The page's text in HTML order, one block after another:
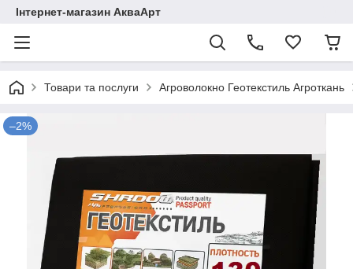
Інтернет-магазин АкваАрт
Товари та послуги Агроволокно Геотекстиль Агроткань
–2%